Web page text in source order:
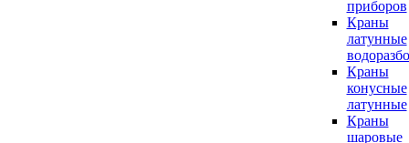
приборов
Краны
латунные
Краны
конусные
латунные
Краны
шаровые